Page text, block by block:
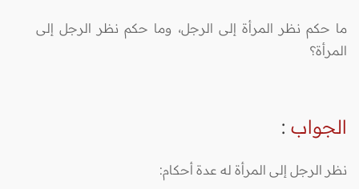
ما حكم نظر المرأة إلى الرجل، وما حكم نظر الرجل إلى
المرأة؟
الجواب :
نظر الرجل إلى المرأة له عدة أحكام: